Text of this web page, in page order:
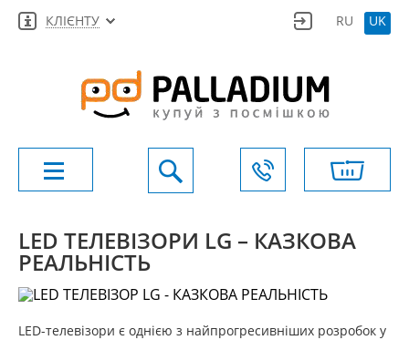
КЛІЄНТУ RU UK
LED ТЕЛЕВІЗОРИ LG – КАЗКОВА
РЕАЛЬНІСТЬ
LED-телевізори є однією з найпрогресивніших розробок у